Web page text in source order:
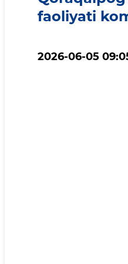
faoliyati
2026-06-05